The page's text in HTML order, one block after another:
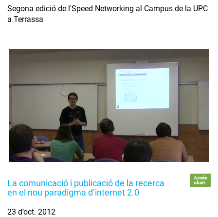
Segona edició de l'Speed Networking al Campus de la UPC
a Terrassa
La comunicació i publicació de la recerca
en el nou paradigma d’internet 2.0
Accés
obert
23 d’oct. 2012